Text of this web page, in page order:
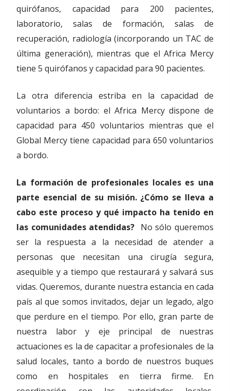
quirófanos, capacidad para 200 pacientes,
laboratorio, salas de formación, salas de
recuperación, radiología (incorporando un TAC de
última generación), mientras que el Africa Mercy
tiene 5 quirófanos y capacidad para 90 pacientes.
La otra diferencia estriba en la capacidad de
voluntarios a bordo: el Africa Mercy dispone de
capacidad para 450 voluntarios mientras que el
Global Mercy tiene capacidad para 650 voluntarios
a bordo.
La formación de profesionales locales es una
parte esencial de su misión. ¿Cómo se lleva a
cabo este proceso y qué impacto ha tenido en
las comunidades atendidas? No sólo queremos
ser la respuesta a la necesidad de atender a
personas que necesitan una cirugía segura,
asequible y a tiempo que restaurará y salvará sus
vidas. Queremos, durante nuestra estancia en cada
país al que somos invitados, dejar un legado, algo
que perdure en el tiempo. Por ello, gran parte de
nuestra labor y eje principal de nuestras
actuaciones es la de capacitar a profesionales de la
salud locales, tanto a bordo de nuestros buques
como en hospitales en tierra firme. En